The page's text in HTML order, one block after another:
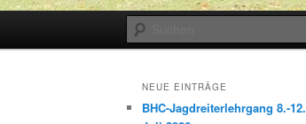
NEUE EINTRÄGE
BHC-Jagdreiterlehrgang 8.-12.